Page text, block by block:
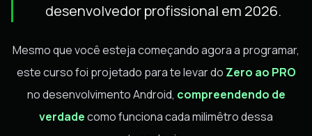
desenvolvedor profissional em 2026.
Mesmo que você esteja começando agora a programar,
este curso foi projetado para te levar do Zero ao PRO
no desenvolvimento Android, compreendendo de
verdadecomo funciona cada milimêtro dessa